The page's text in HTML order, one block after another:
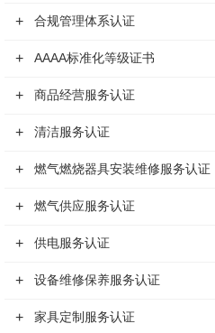
+ 合规管理体系认证
+ AAAA标准化等级证书
+ 商品经营服务认证
+ 清洁服务认证
+ 燃气燃烧器具安装维修服务认证
+ 燃气供应服务认证
+ 供电服务认证
+ 设备维修保养服务认证
+ 家具定制服务认证